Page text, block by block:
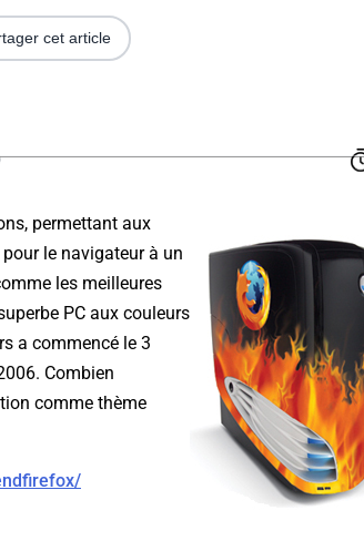
cet article
permettant aux
le navigateur à un
les meilleures
PC aux couleurs
a commencé le 3
Combien
comme thème